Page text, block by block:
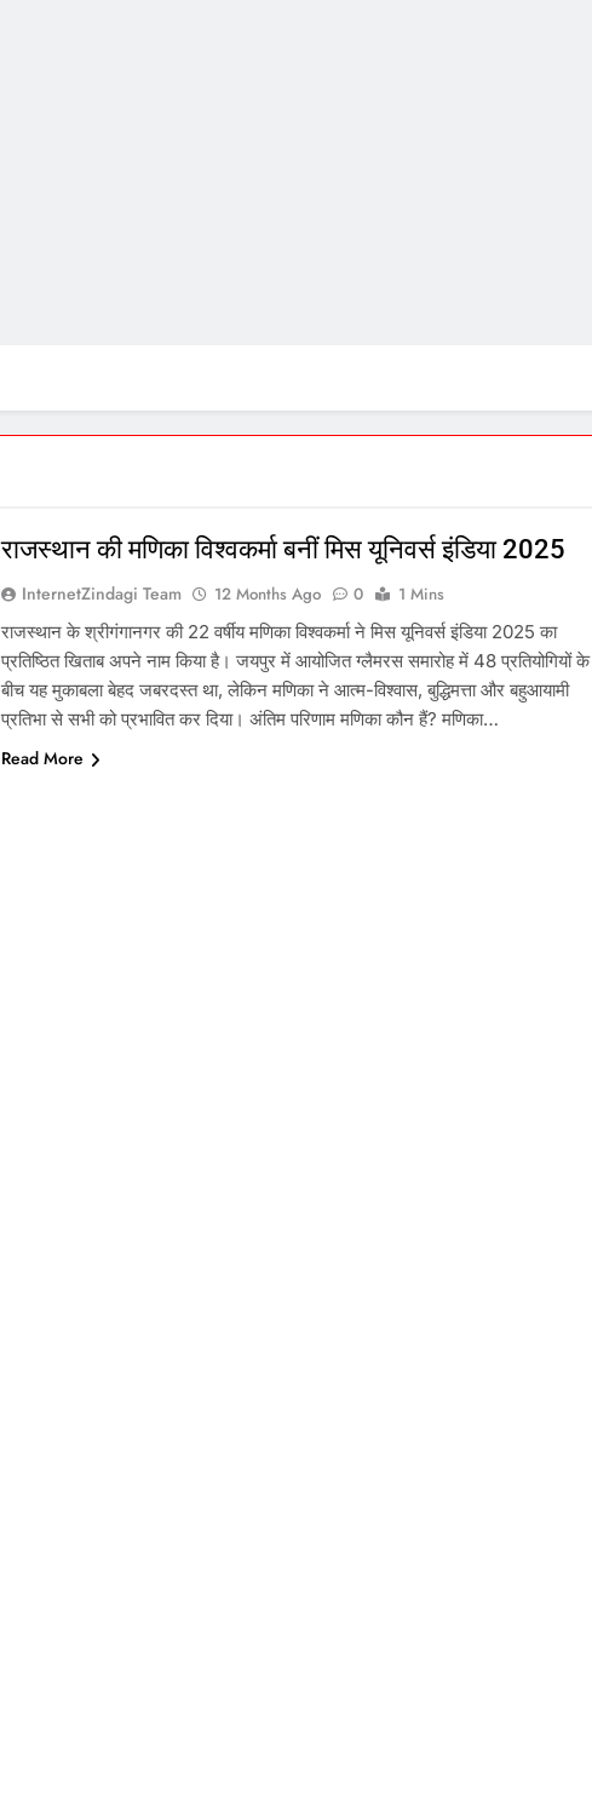
राजस्थान की मणिका विश्वकर्मा बनीं मिस यूनिवर्स इंडिया 2025
InternetZindagi Team 12 Months Ago 0
1 Mins
राजस्थान के श्रीगंगानगर की 22 वर्षीय मणिका विश्वकर्मा ने मिस यूनिवर्स इंडिया 2025 का
प्रतिष्ठित खिताब अपने नाम किया है। जयपुर में आयोजित ग्लैमरस समारोह में 48 प्रतियोगियों के
बीच यह मुकाबला बेहद जबरदस्त था, लेकिन मणिका ने आत्म-विश्वास, बुद्धिमत्ता और बहुआयामी
प्रतिभा से सभी को प्रभावित कर दिया। अंतिम परिणाम मणिका कौन हैं? मणिका…
Read More